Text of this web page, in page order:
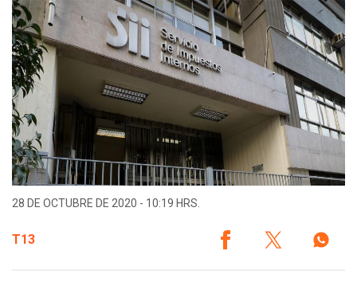
28 DE OCTUBRE DE 2020 - 10:19 HRS.
T13